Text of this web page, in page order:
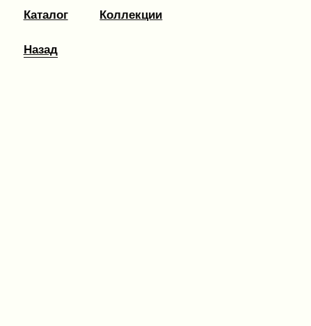
Каталог Коллекции
Назад